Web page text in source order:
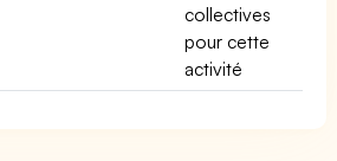
collectives
pour cette
activité